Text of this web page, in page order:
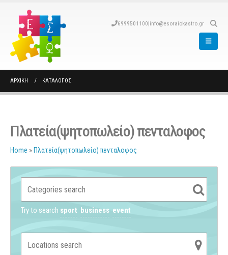
6999501100|info@esoraiokastro.gr
ΑΡΧΙΚΉ ΚΑΤΆΛΟΓΟΣ
Πλατεία(ψητοπωλείο) πενταλοφος
Home » Πλατεία(ψητοπωλείο) πενταλοφος
Try to search sport business event